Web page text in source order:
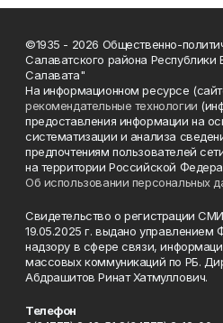
©1935 - 2026 Общественно-
Салаватского района
Салавата"
На информационном ресурсе
рекомендательные технологии
предоставления информации на
систематизации и анализа
предпочтениям пользователей
на территории Российской
Об использовании персональных
Свидетельство о регистрации
19.05.2025 г. выдано
надзору в сфере связи,
массовых коммуникаций по РБ.
Абдрашитов Ринат Хатмуллович.
Телефон